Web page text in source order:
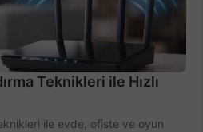
Teknikleri ile Hızlı
ile evde, ofiste ve oyun